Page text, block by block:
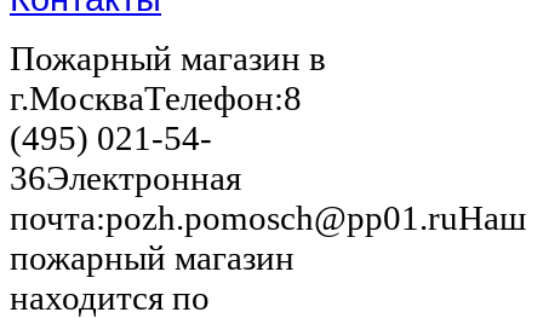
Пожарный магазин в
г.МоскваТелефон:8
(495) 021-54-
36Электронная
почта:pozh.pomosch@pp01.ruНаш
пожарный магазин
находится по